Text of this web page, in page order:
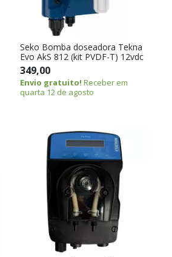
Seko Bomba doseadora Tekna
Evo AkS 812 (kit PVDF-T) 12vdc
349,00
Envio gratuito! Receber em
quarta 12 de agosto